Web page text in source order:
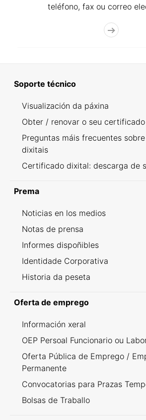
teléfono, fax ou correo
Soporte técnico
Visualización da páxina
Obter / renovar o seu
Preguntas máis frecuentes
dixitais
Certificado dixital: descarga de
Prema
Noticias en los medios
Notas de prensa
Informes dispoñibles
Identidade Corporativa
Historia da peseta
Oferta de emprego
Información xeral
OEP Persoal Funcionario ou
Oferta Pública de Emprego /
Permanente
Convocatorias para Prazas
Bolsas de Traballo